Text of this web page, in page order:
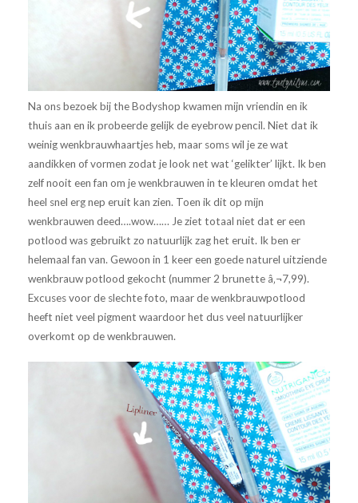
Na ons bezoek bij the Bodyshop kwamen mijn vriendin en ik
thuis aan en ik probeerde gelijk de eyebrow pencil. Niet dat ik
weinig wenkbrauwhaartjes heb, maar soms wil je ze wat
aandikken of vormen zodat je look net wat ‘gelikter’ lijkt. Ik ben
zelf nooit een fan om je wenkbrauwen in te kleuren omdat het
heel snel erg nep eruit kan zien. Toen ik dit op mijn
wenkbrauwen deed….wow…… Je ziet totaal niet dat er een
potlood was gebruikt zo natuurlijk zag het eruit. Ik ben er
helemaal fan van. Gewoon in 1 keer een goede naturel uitziende
wenkbrauw potlood gekocht (nummer 2 brunette â‚¬7,99).
Excuses voor de slechte foto, maar de wenkbrauwpotlood
heeft niet veel pigment waardoor het dus veel natuurlijker
overkomt op de wenkbrauwen.